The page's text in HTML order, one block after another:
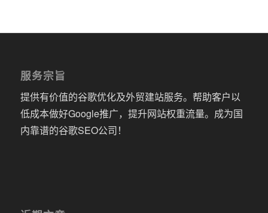
服务宗旨
提供有价值的谷歌优化及外贸建站服务。帮助客户以
低成本做好Google推广，提升网站权重流量。成为国
内靠谱的谷歌SEO公司！